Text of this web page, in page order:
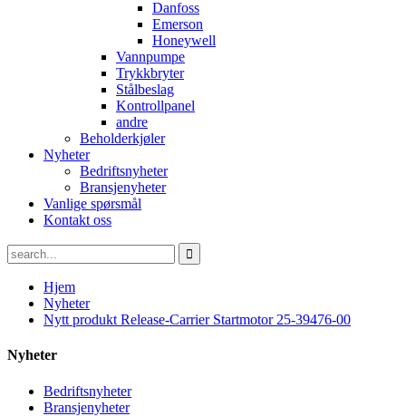
Danfoss
Emerson
Honeywell
Vannpumpe
Trykkbryter
Stålbeslag
Kontrollpanel
andre
Beholderkjøler
Nyheter
Bedriftsnyheter
Bransjenyheter
Vanlige spørsmål
Kontakt oss
Hjem
Nyheter
Nytt produkt Release-Carrier Startmotor 25-39476-00
Nyheter
Bedriftsnyheter
Bransjenyheter